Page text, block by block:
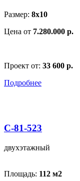
Размер: 8х10
Цена от 7.280.000 р.
Проект от: 33 600 р.
Подробнее
С-81-523
двухэтажный
Площадь: 112 м2